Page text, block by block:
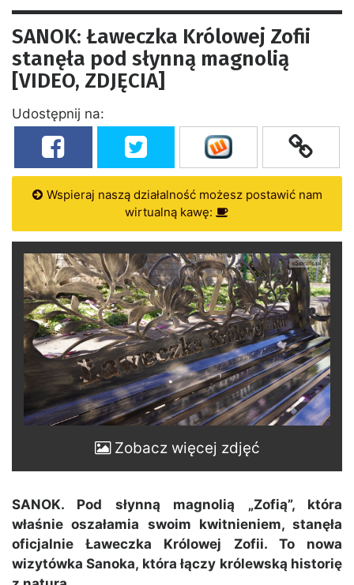
SANOK: Ławeczka Królowej Zofii
stanęła pod słynną magnolią
[VIDEO, ZDJĘCIA]
Udostępnij na:
Wspieraj naszą działalność możesz postawić nam
wirtualną kawę:
Zobacz więcej zdjęć
SANOK. Pod słynną magnolią „Zofią”, która
właśnie oszałamia swoim kwitnieniem, stanęła
oficjalnie Ławeczka Królowej Zofii. To nowa
wizytówka Sanoka, która łączy królewską historię